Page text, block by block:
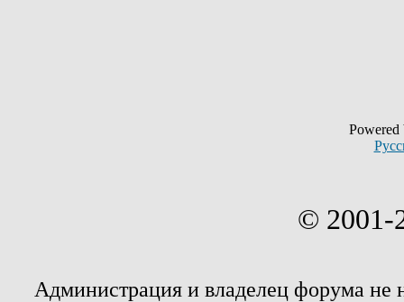
© 2001-
Администрация и владелец форума не